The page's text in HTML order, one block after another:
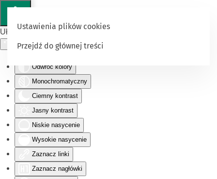
Ułatwienia dostępu
Odwróć kolory
Monochromatyczny
Ciemny kontrast
Jasny kontrast
Niskie nasycenie
Wysokie nasycenie
Zaznacz linki
Zaznacz nagłówki
Ustawienia plików cookies
Przejdź do głównej treści